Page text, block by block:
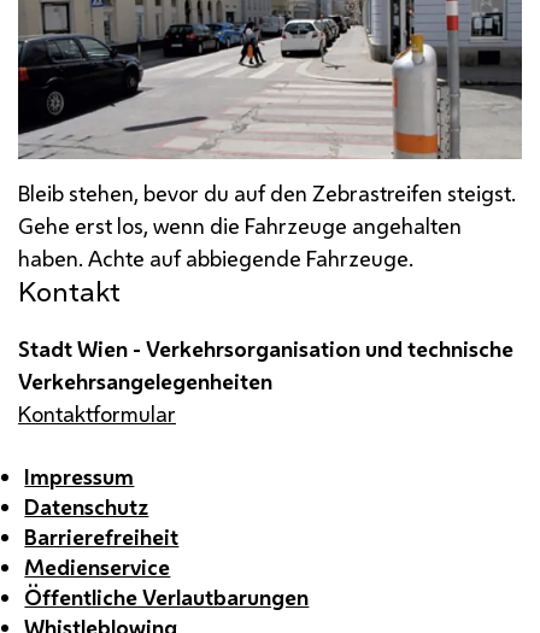
Bleib stehen, bevor du auf den Zebrastreifen steigst.
Gehe erst los, wenn die Fahrzeuge angehalten
haben. Achte auf abbiegende Fahrzeuge.
Kontakt
Stadt Wien - Verkehrsorganisation und technische
Verkehrsangelegenheiten
Kontaktformular
Impressum
Datenschutz
Barrierefreiheit
Medienservice
Öffentliche Verlautbarungen
Whistleblowing